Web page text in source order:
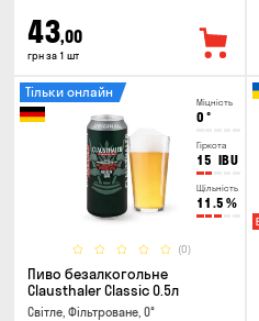
43,00
грн за 1 шт
Міцність
0 °
Гіркота
15 IBU
Щільність
11.5 %
(0)
Тільки онлайн
Пиво безалкогольне
Clausthaler Classic 0.5л
Світле, Фільтроване, 0°